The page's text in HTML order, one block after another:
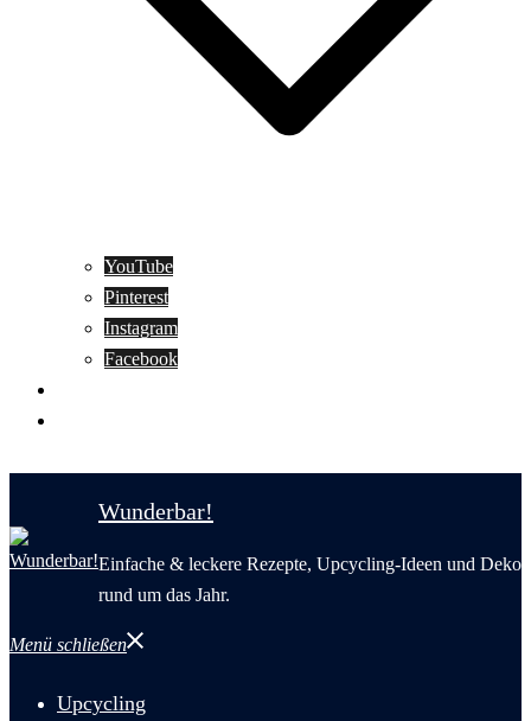
YouTube
Pinterest
Instagram
Facebook
Wunderbar!
Einfache & leckere Rezepte, Upcycling-Ideen und Deko
rund um das Jahr.
Menü schließen
Upcycling